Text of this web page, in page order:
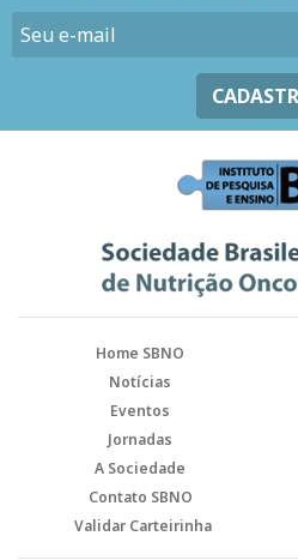
Home SBNO
Notícias
Eventos
Jornadas
A Sociedade
Contato SBNO
Validar Carteirinha